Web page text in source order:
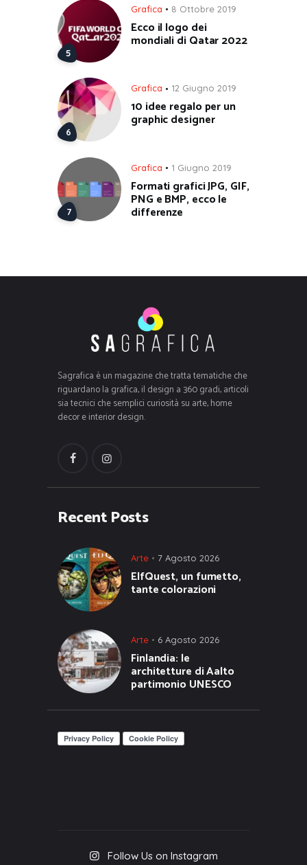
Grafica 8 Ottobre 2019
Ecco il logo dei
mondiali di Qatar 2022
Grafica 12 Giugno 2019
10 idee regalo per un
graphic designer
Grafica 1 Giugno 2019
Formati grafici JPG, GIF,
PNG e BMP, ecco le
differenze
Sagrafica è un magazine che tratta tematiche che
riguardano la grafica, il design a 360 gradi, articoli
sia tecnici che semplici curiosità su arte, home
decor e interior design.
Recent Posts
Arte 7 Agosto 2026
ElfQuest, un fumetto,
tante colorazioni
Arte 6 Agosto 2026
Finlandia: le
architetture di Aalto
partimonio UNESCO
Follow Us on Instagram